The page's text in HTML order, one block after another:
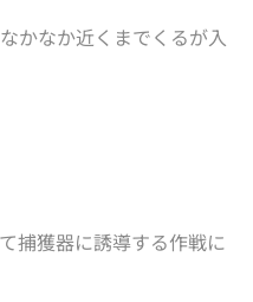
かなか近くまでくるが入
捕獲器に誘導する作戦に